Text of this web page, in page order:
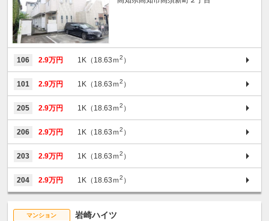
106 2.9万円 1K（18.63ｍ2 ）
101 2.9万円 1K（18.63ｍ2 ）
205 2.9万円 1K（18.63ｍ2 ）
206 2.9万円 1K（18.63ｍ2 ）
203 2.9万円 1K（18.63ｍ2 ）
204 2.9万円 1K（18.63ｍ2 ）
マンション 岩崎ハイツ